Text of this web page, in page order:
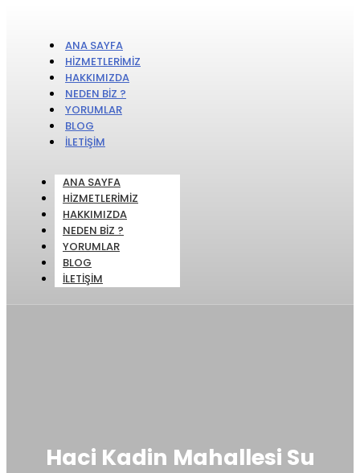
ANA SAYFA
HIZMETLERIMIZ
HAKKIMIZDA
NEDEN BIZ ?
YORUMLAR
BLOG
İLETIŞIM
ANA SAYFA
HIZMETLERIMIZ
HAKKIMIZDA
NEDEN BIZ ?
YORUMLAR
BLOG
İLETIŞIM
Haci Kadin Mahallesi Su